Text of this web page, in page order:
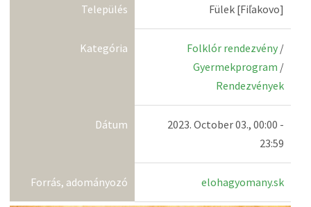
Település Fülek [Fiľakovo]
Kategória Folklór rendezvény /
Gyermekprogram /
Rendezvények
Dátum
2023. October 03., 00:00 -
23:59
Forrás, adományozó elohagyomany.sk